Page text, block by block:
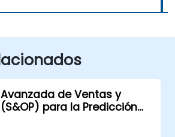
de Ventas y
para la Predicción